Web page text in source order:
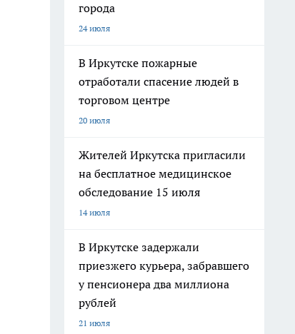
города
24 июля
В Иркутске пожарные
отработали спасение людей в
торговом центре
20 июля
Жителей Иркутска пригласили
на бесплатное медицинское
обследование 15 июля
14 июля
В Иркутске задержали
приезжего курьера, забравшего
у пенсионера два миллиона
рублей
21 июля